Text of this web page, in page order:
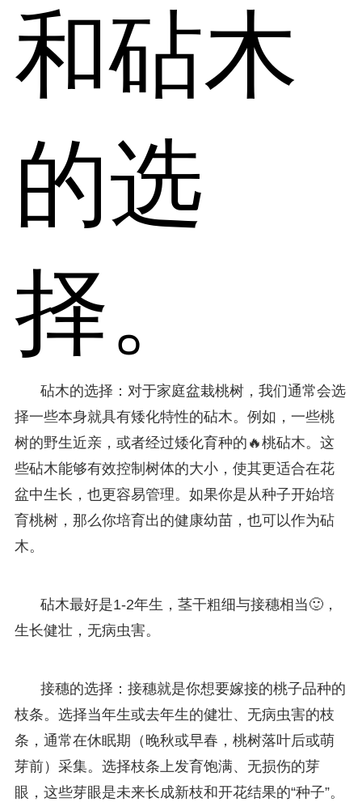
和砧木
的选
择。
砧木的选择：对于家庭盆栽桃树，我们通常会选
择一些本身就具有矮化特性的砧木。例如，一些桃
树的野生近亲，或者经过矮化育种的🔥桃砧木。这
些砧木能够有效控制树体的大小，使其更适合在花
盆中生长，也更容易管理。如果你是从种子开始培
育桃树，那么你培育出的健康幼苗，也可以作为砧
木。
砧木最好是1-2年生，茎干粗细与接穗相当🙂，
生长健壮，无病虫害。
接穗的选择：接穗就是你想要嫁接的桃子品种的
枝条。选择当年生或去年生的健壮、无病虫害的枝
条，通常在休眠期（晚秋或早春，桃树落叶后或萌
芽前）采集。选择枝条上发育饱满、无损伤的芽
眼，这些芽眼是未来长成新枝和开花结果的“种子”。